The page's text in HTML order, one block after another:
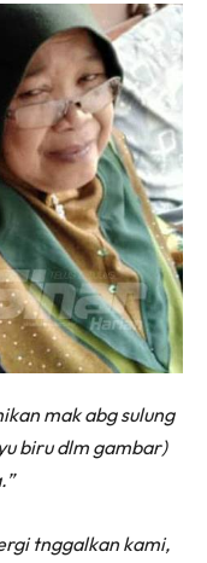
mak abg sulung
biru dlm gambar)
tnggalkan kami,